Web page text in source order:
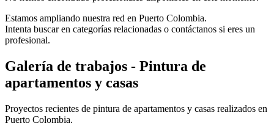
Estamos ampliando nuestra red en Puerto Colombia.
Intenta buscar en categorías relacionadas o contáctanos si eres un
profesional.
Galería de trabajos - Pintura de
apartamentos y casas
Proyectos recientes de pintura de apartamentos y casas realizados en
Puerto Colombia.